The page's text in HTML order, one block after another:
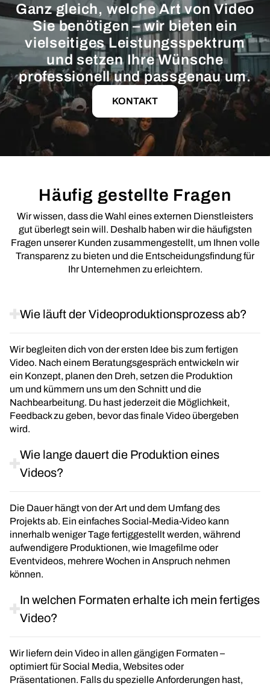
Ganz gleich, welche Art von Video
Sie benötigen – wir bieten ein
vielseitiges Leistungsspektrum
und setzen Ihre Wünsche
professionell und passgenau um.
KONTAKT
Häufig gestellte Fragen
Wir wissen, dass die Wahl eines externen Dienstleisters
gut überlegt sein will. Deshalb haben wir die häufigsten
Fragen unserer Kunden zusammengestellt, um Ihnen volle
Transparenz zu bieten und die Entscheidungsfindung für
Ihr Unternehmen zu erleichtern.
Wie läuft der Videoproduktionsprozess ab?
Wir begleiten dich von der ersten Idee bis zum fertigen
Video. Nach einem Beratungsgespräch entwickeln wir
ein Konzept, planen den Dreh, setzen die Produktion
um und kümmern uns um den Schnitt und die
Nachbearbeitung. Du hast jederzeit die Möglichkeit,
Feedback zu geben, bevor das finale Video übergeben
wird.
Wie lange dauert die Produktion eines
Videos?
Die Dauer hängt von der Art und dem Umfang des
Projekts ab. Ein einfaches Social-Media-Video kann
innerhalb weniger Tage fertiggestellt werden, während
aufwendigere Produktionen, wie Imagefilme oder
Eventvideos, mehrere Wochen in Anspruch nehmen
können.
In welchen Formaten erhalte ich mein fertiges
Video?
Wir liefern dein Video in allen gängigen Formaten –
optimiert für Social Media, Websites oder
Präsentationen. Falls du spezielle Anforderungen hast,